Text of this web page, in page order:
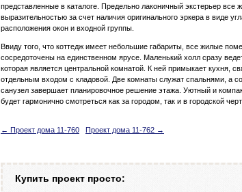
представленные в каталоге. Предельно лаконичный экстерьер все
выразительностью за счет наличия оригинального эркера в виде
расположения окон и входной группы.
Ввиду того, что коттедж имеет небольшие габариты, все жилые
сосредоточены на единственном ярусе. Маленький холл сразу
которая является центральной комнатой. К ней примыкает кухня,
отдельным входом с кладовой. Две комнаты служат спальнями, а
санузел завершает планировочное решение этажа. Уютный и
будет гармонично смотреться как за городом, так и в городской
← Проект дома 11-760 Проект дома 11-762 →
Купить проект просто: